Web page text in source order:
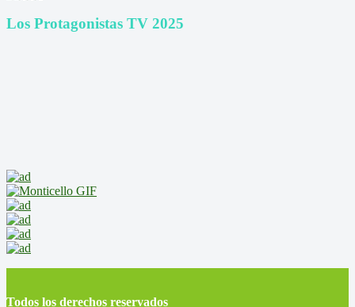
Los Protagonistas TV 2025
Todos los derechos reservados